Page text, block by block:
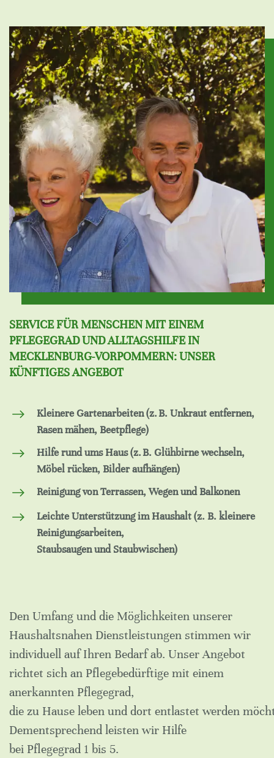
SERVICE FÜR MENSCHEN MIT EINEM
PFLEGEGRAD UND ALLTAGSHILFE IN
MECKLENBURG-VORPOMMERN: UNSER
KÜNFTIGES ANGEBOT
Kleinere Gartenarbeiten (z. B. Unkraut entfernen,
Rasen mähen, Beetpflege)
Hilfe rund ums Haus (z. B. Glühbirne wechseln,
Möbel rücken, Bilder aufhängen)
Reinigung von Terrassen, Wegen und Balkonen
Leichte Unterstützung im Haushalt (z. B. kleinere
Reinigungsarbeiten,
Staubsaugen und Staubwischen)
Den Umfang und die Möglichkeiten unserer
Haushaltsnahen Dienstleistungen stimmen wir
individuell auf Ihren Bedarf ab. Unser Angebot
richtet sich an Pflegebedürftige mit einem
anerkannten Pflegegrad,
die zu Hause leben und dort entlastet werden
Dementsprechend leisten wir Hilfe
bei Pflegegrad 1 bis 5.